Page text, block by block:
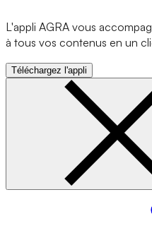
L'appli AGRA vous
à tous vos contenus en un
Téléchargez l'appli